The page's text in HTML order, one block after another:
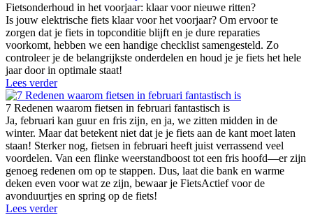
Fietsonderhoud in het voorjaar: klaar voor nieuwe ritten?
Is jouw elektrische fiets klaar voor het voorjaar? Om ervoor te
zorgen dat je fiets in topconditie blijft en je dure reparaties
voorkomt, hebben we een handige checklist samengesteld. Zo
controleer je de belangrijkste onderdelen en houd je je fiets het hele
jaar door in optimale staat!
Lees verder
7 Redenen waarom fietsen in februari fantastisch is
Ja, februari kan guur en fris zijn, en ja, we zitten midden in de
winter. Maar dat betekent niet dat je je fiets aan de kant moet laten
staan! Sterker nog, fietsen in februari heeft juist verrassend veel
voordelen. Van een flinke weerstandboost tot een fris hoofd—er zijn
genoeg redenen om op te stappen. Dus, laat die bank en warme
deken even voor wat ze zijn, bewaar je FietsActief voor de
avonduurtjes en spring op de fiets!
Lees verder